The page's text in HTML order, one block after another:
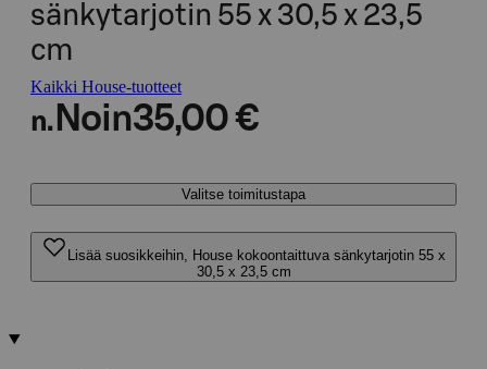
sänkytarjotin 55 x 30,5 x 23,5
cm
Kaikki House-tuotteet
n. Noin35,00 €
Valitse toimitustapa
Lisää suosikkeihin, House kokoontaittuva sänkytarjotin 55 x
30,5 x 23,5 cm